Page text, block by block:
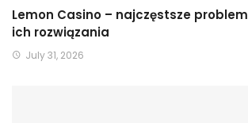
Lemon Casino – najczęstsze
ich rozwiązania
July 31, 2026